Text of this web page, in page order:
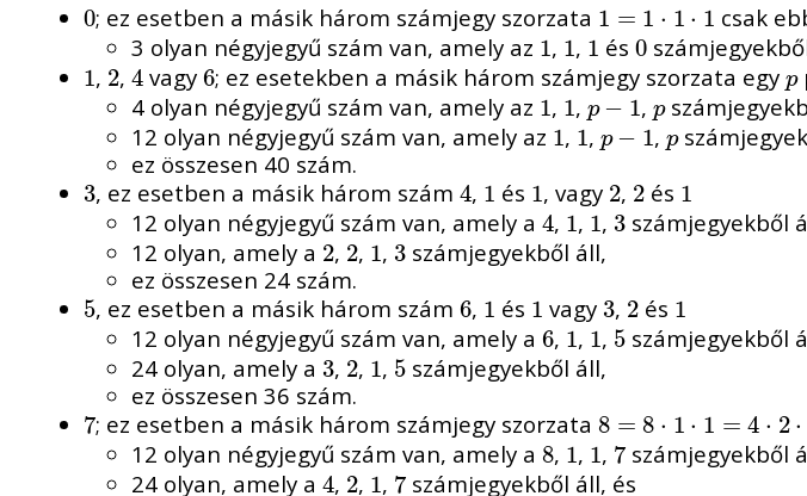
0
0; ez esetben a másik három számjegy szorzata 1 = 1 ⋅ 1 ⋅ 1
1 =1 ⋅1 ⋅1
csak
3 olyan négyjegyű szám van, amely az 1
1, 1
1, 1
1 és 0
0
1
1, 2
2, 4
4vagy 6
6; ez esetekben a másik három számjegy szorzata egy p
p
4 olyan négyjegyű szám van, amely az 1
1, 1
1, p − 1
p−1 , p
p
12 olyan négyjegyű szám van, amely az 1
1, 1
1, p − 1
p−1 , p
p
ez összesen 40 szám.
3
3, ez esetben a másik három szám 4
4, 1
1 és 1
1, vagy 2
2, 2
2és 1
1
12 olyan négyjegyű szám van, amely a 4
4, 1
1, 1
1, 3
3számjegyekből
12 olyan, amely a 2
2, 2
2, 1
1, 3
3számjegyekből áll,
ez összesen 24 szám.
5
5, ez esetben a másik három szám 6
6, 1
1 és 1
1 vagy 3
3, 2
2és 1
1
12 olyan négyjegyű szám van, amely a 6
6, 1
1, 1
1, 5
5számjegyekből
24 olyan, amely a 3
3, 2
2, 1
1, 5
5számjegyekből áll,
ez összesen 36 szám.
7
7; ez esetben a másik három számjegy szorzata 8 = 8 ⋅ 1 ⋅ 1 = 4 ⋅ 2 ⋅
8 =8 ⋅1 ⋅1= 4 ⋅2⋅1 =2 2 ⋅
12 olyan négyjegyű szám van, amely a 8
8, 1
1, 1
1, 7
7számjegyekből
24 olyan, amely a 4
4, 2
2, 1
1, 7
7számjegyekből áll, és